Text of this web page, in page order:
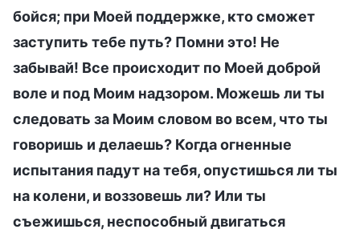
бойся; при Моей поддержке, кто сможет
заступить тебе путь? Помни это! Не
забывай! Все происходит по Моей доброй
воле и под Моим надзором. Можешь ли ты
следовать за Моим словом во всем, что ты
говоришь и делаешь? Когда огненные
испытания падут на тебя, опустишься ли ты
на колени, и воззовешь ли? Или ты
съежишься, неспособный двигаться